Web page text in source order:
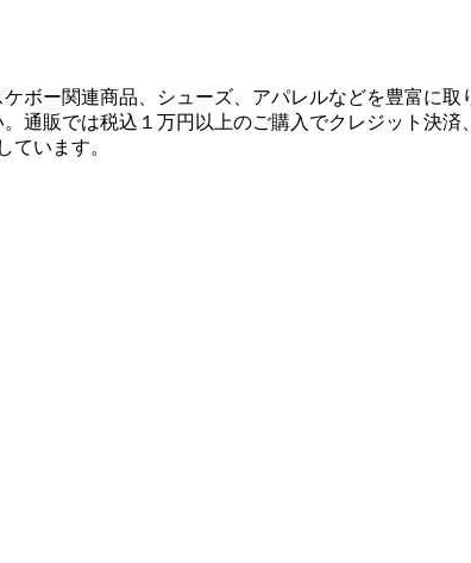
ボー関連商品、シューズ、アパレルなどを豊富に
通販では税込１万円以上のご購入でクレジット決
ています。